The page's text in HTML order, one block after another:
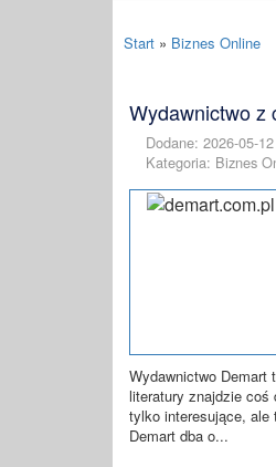
Start » Biznes Online
Wydawnictwo z
Dodane: 2026-05-12
Kategoria: Biznes
Wydawnictwo Demart
literatury znajdzie
tylko interesujące, ale
Demart dba o...